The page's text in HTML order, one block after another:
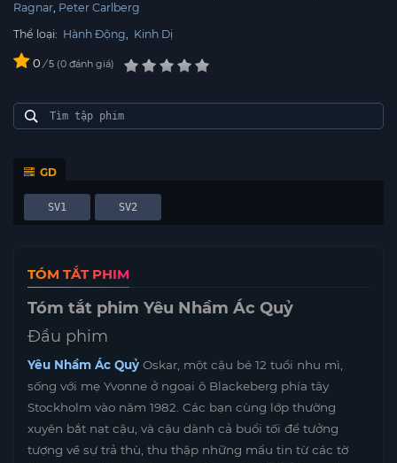
Ragnar Peter Carlberg
Thể loại: Hành Động, Kinh Dị
0 / 5 0 đánh giá
GD
SV1 SV2
TÓM TẮT PHIM
Tóm tắt phim Yêu Nhầm Ác Quỷ
Đầu phim
Yêu Nhầm Ác Quỷ Oskar, một cậu bé 12 tuổi nhu mì,
sống với mẹ Yvonne ở ngoại ô Blackeberg phía tây
Stockholm vào năm 1982. Các bạn cùng lớp thường
xuyên bắt nạt cậu, và cậu dành cả buổi tối để tưởng
tượng về sự trả thù, thu thập những mẩu tin từ các tờ